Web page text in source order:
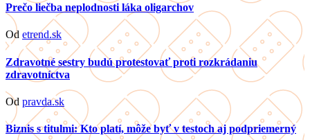
Prečo liečba neplodnosti láka oligarchov
Od etrend.sk
Zdravotné sestry budú protestovať proti rozkrádaniu
zdravotníctva
Od pravda.sk
Biznis s titulmi: Kto platí, môže byť v testoch aj podpriemerný